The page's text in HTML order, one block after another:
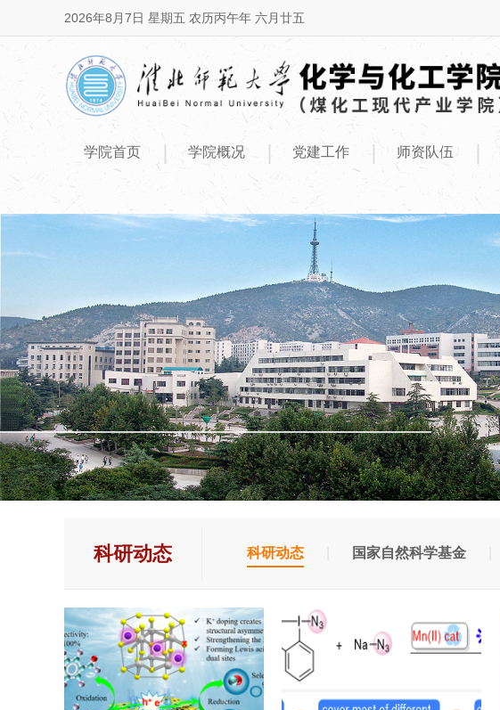
2026年8月7日 星期五 农历丙午年 六月廿五
学院首页 | 学院概况 | 党建工作 | 师资队伍 |
科研动态 国家自然科学基金
科研动态